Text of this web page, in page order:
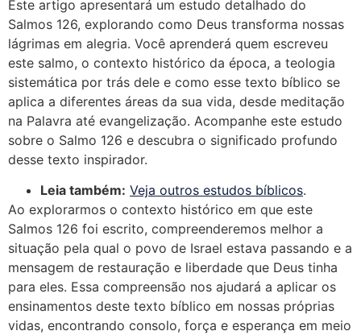
Este artigo apresentará um estudo detalhado do
Salmos 126, explorando como Deus transforma nossas
lágrimas em alegria. Você aprenderá quem escreveu
este salmo, o contexto histórico da época, a teologia
sistemática por trás dele e como esse texto bíblico se
aplica a diferentes áreas da sua vida, desde meditação
na Palavra até evangelização. Acompanhe este estudo
sobre o Salmo 126 e descubra o significado profundo
desse texto inspirador.
Leia também: Veja outros estudos bíblicos.
Ao explorarmos o contexto histórico em que este
Salmos 126 foi escrito, compreenderemos melhor a
situação pela qual o povo de Israel estava passando e a
mensagem de restauração e liberdade que Deus tinha
para eles. Essa compreensão nos ajudará a aplicar os
ensinamentos deste texto bíblico em nossas próprias
vidas, encontrando consolo, força e esperança em meio